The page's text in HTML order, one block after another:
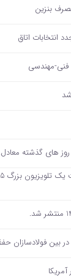
بنزین‌
انتخابات اتاق
فنی-مهندسی